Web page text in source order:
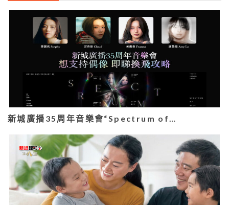
新城廣播35周年音樂會“Spectrum of…